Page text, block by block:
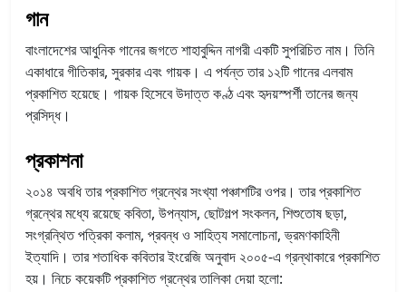
গান
বাংলাদেশের আধুনিক গানের জগতে শাহাবুদ্দিন নাগরী একটি সুপরিচিত নাম। তিনি
একাধারে গীতিকার, সুরকার এবং গায়ক। এ পর্যন্ত তার ১২টি গানের এলবাম
প্রকাশিত হয়েছে। গায়ক হিসেবে উদাত্ত কণ্ঠ এবং হৃদয়স্পর্শী তানের জন্য
প্রসিদ্ধ।
প্রকাশনা
২০১৪ অবধি তার প্রকাশিত গ্রন্থের সংখ্যা পঞ্চাশটির ওপর। তার প্রকাশিত
গ্রন্থের মধ্যে রয়েছে কবিতা, উপন্যাস, ছোটগল্প সংকলন, শিশুতোষ ছড়া,
সংগ্রন্থিত পত্রিকা কলাম, প্রবন্ধ ও সাহিত্য সমালোচনা, ভ্রমণকাহিনী
ইত্যাদি। তার শতাধিক কবিতার ইংরেজি অনুবাদ ২০০৫-এ গ্রন্থাকারে প্রকাশিত
হয়। নিচে কয়েকটি প্রকাশিত গ্রন্থের তালিকা দেয়া হলো: